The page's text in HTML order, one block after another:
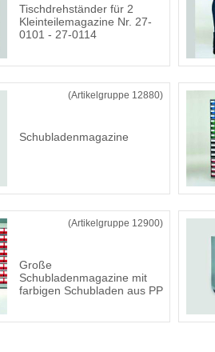
Tischdrehständer für 2
Kleinteilemagazine Nr. 27-
0101 - 27-0114
(Artikelgruppe 12880)
Schubladenmagazine
(Artikelgruppe 12900)
Große
Schubladenmagazine mit
farbigen Schubladen aus PP